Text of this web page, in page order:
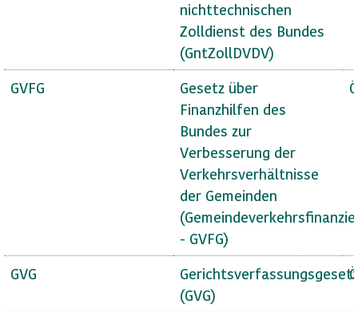
nichttechnischen
Zolldienst des Bundes
(GntZollDVDV)
GVFG
Gesetz über
Finanzhilfen des
Bundes zur
Verbesserung der
Verkehrsverhältnisse
der Gemeinden
- GVFG)
GVG
Gerichtsverfassungsgesetz
(GVG)